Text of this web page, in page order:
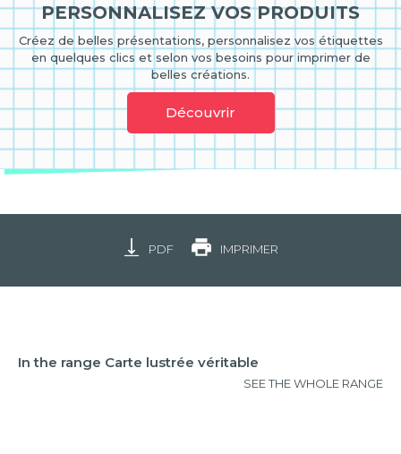
PERSONNALISEZ VOS PRODUITS
Créez de belles présentations, personnalisez vos étiquettes
en quelques clics et selon vos besoins pour imprimer de
belles créations.
Découvrir
PDF IMPRIMER
In the range Carte lustrée véritable
SEE THE WHOLE RANGE